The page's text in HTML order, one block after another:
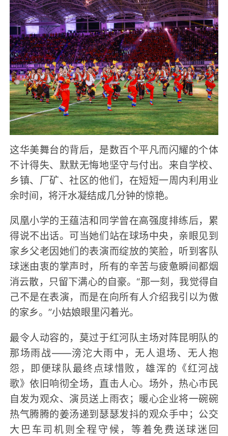
这华美舞台的背后，是数百个平凡而闪耀的个体
不计得失、默默无悔地坚守与付出。来自学校、
乡镇、厂矿、社区的他们，在短短一周内利用业
余时间，将汗水凝结成几分钟的惊艳。
凤凰小学的王蕴洁和同学曾在高强度排练后，累
得说不出话。可当她们站在球场中央，亲眼见到
家乡父老因她们的表演而绽放的笑脸，听到客队
球迷由衷的掌声时，所有的辛苦与疲惫瞬间都烟
消云散，只留下满心的自豪。“那一刻，我觉得自
己不是在表演，而是在向所有人介绍我引以为傲
的家乡。”小姑娘眼里闪着光。
最令人动容的，莫过于红河队主场对阵昆明队的
那场雨战——滂沱大雨中，无人退场、无人抱
怨，即便球队最终点球惜败，雄浑的《红河战
歌》依旧响彻全场，直击人心。场外，热心市民
自发为观众、演员送上雨衣；暖心企业将一碗碗
热气腾腾的姜汤递到瑟瑟发抖的观众手中；公交
大巴车司机则全程守候，等着免费送球迷回